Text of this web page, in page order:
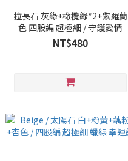
拉長石 灰綠+橄欖綠*2+紫羅蘭
色 四股編 超極細 / 守護愛情
NT$480